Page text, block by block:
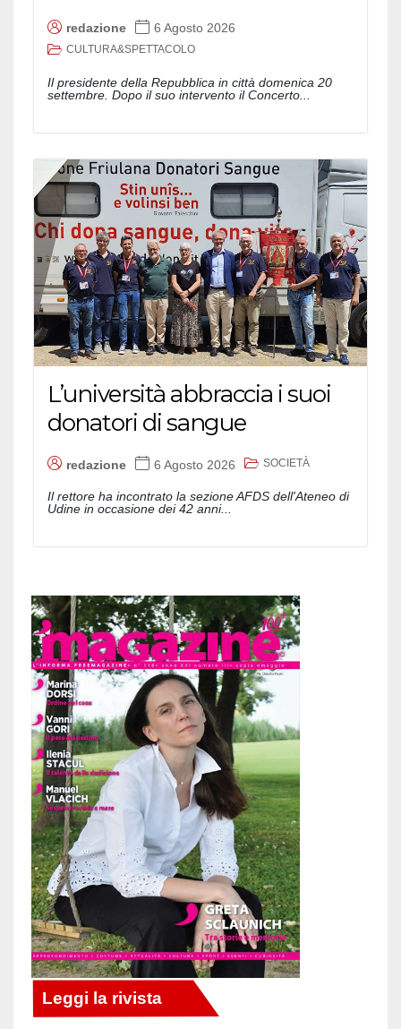
redazione 6 Agosto 2026
CULTURA&SPETTACOLO
Il presidente della Repubblica in città domenica 20
settembre. Dopo il suo intervento il Concerto...
L’università abbraccia i suoi
donatori di sangue
redazione 6 Agosto 2026 SOCIETÀ
Il rettore ha incontrato la sezione AFDS dell'Ateneo di
Udine in occasione dei 42 anni...